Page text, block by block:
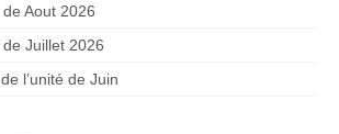
Aout 2026
Juillet 2026
l’unité de Juin